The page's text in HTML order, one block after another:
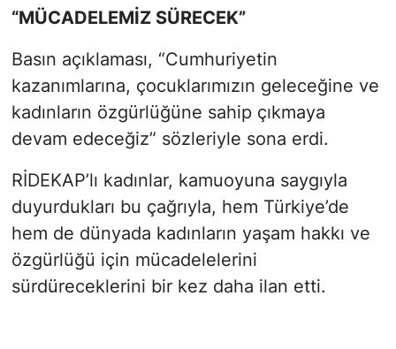
“MÜCADELEMİZ SÜRECEK”
Basın açıklaması, “Cumhuriyetin
kazanımlarına, çocuklarımızın geleceğine ve
kadınların özgürlüğüne sahip çıkmaya
devam edeceğiz” sözleriyle sona erdi.
RİDEKAP’lı kadınlar, kamuoyuna saygıyla
duyurdukları bu çağrıyla, hem Türkiye’de
hem de dünyada kadınların yaşam hakkı ve
özgürlüğü için mücadelelerini
sürdüreceklerini bir kez daha ilan etti.